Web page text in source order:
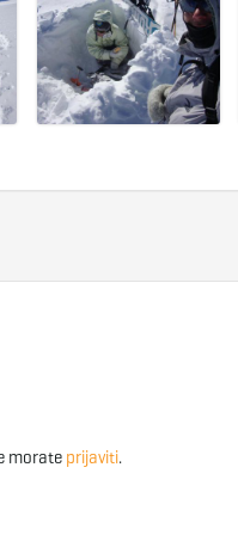
morate prijaviti.